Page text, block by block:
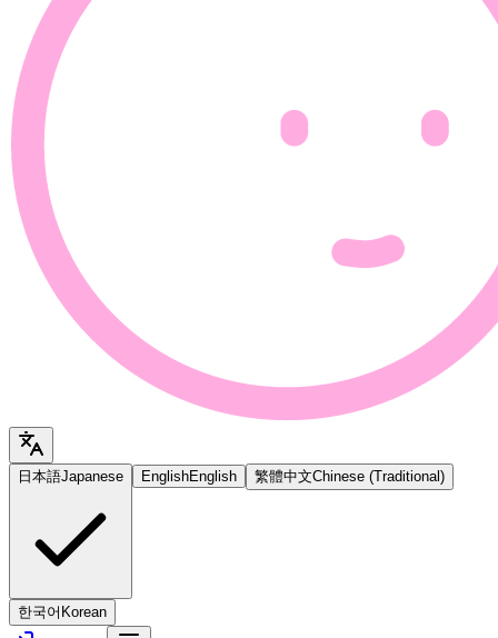
日本語Japanese EnglishEnglish 繁體中文Chinese (Traditional)
한국어 Korean